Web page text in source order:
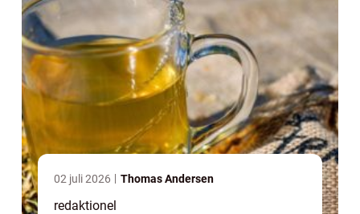
02 juli 2026 Thomas Andersen
redaktionel